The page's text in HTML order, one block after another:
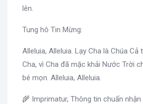
lên.
Tung hô Tin Mừng:
Alleluia, Alleluia. Lạy Cha là Chúa
Cha, vì Cha đã mặc khải Nước Trời
bé mọn. Alleluia, Alleluia.
🌾 Imprimatur, Thông tin chuẩn